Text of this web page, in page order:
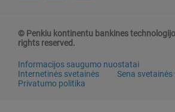
© Penkiu kontinentu bankines
rights reserved.
Informacijos saugumo nuostatai
Internetinės svetainės
Sena svetainės
Privatumo politika